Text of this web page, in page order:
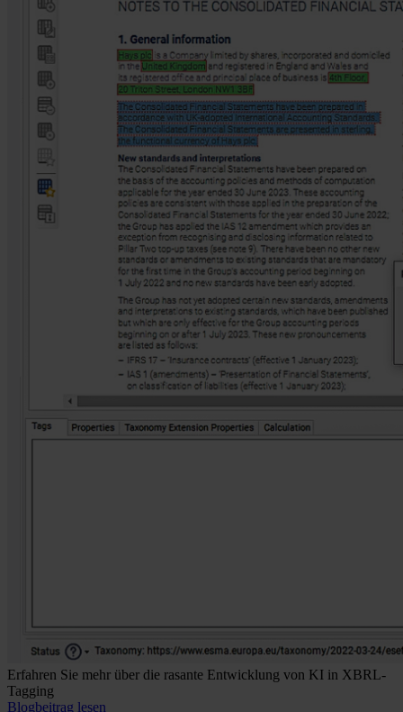
Erfahren Sie mehr über die rasante Entwicklung von KI in XBRL-
Tagging
Blogbeitrag lesen